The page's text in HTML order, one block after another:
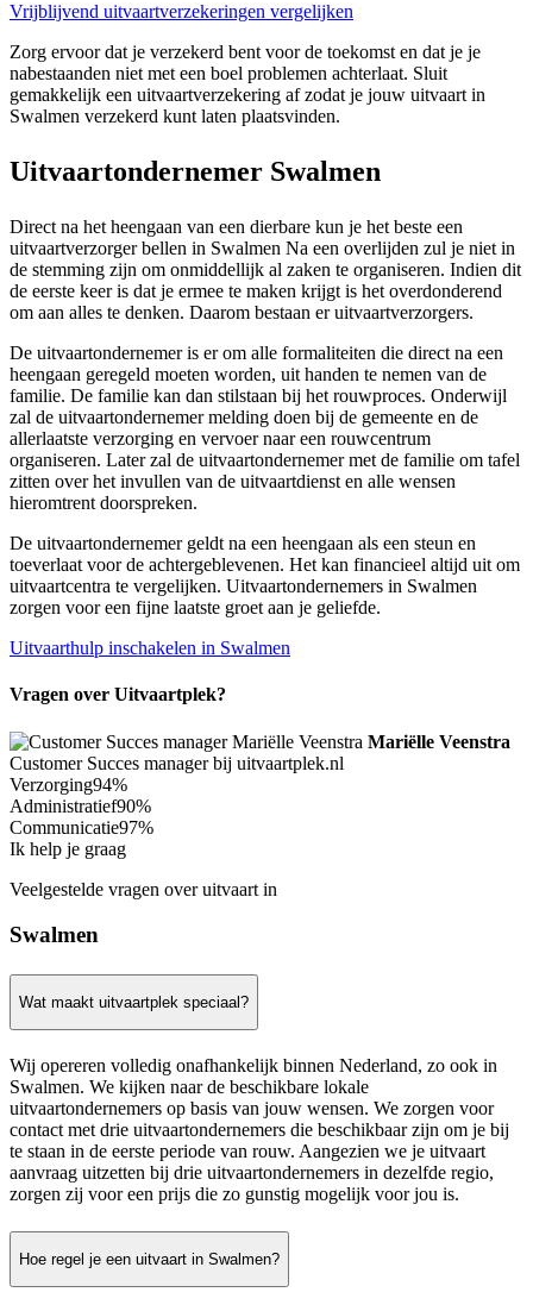
Vrijblijvend uitvaartverzekeringen vergelijken
Zorg ervoor dat je verzekerd bent voor de toekomst en dat je je
nabestaanden niet met een boel problemen achterlaat. Sluit
gemakkelijk een uitvaartverzekering af zodat je jouw uitvaart in
Swalmen verzekerd kunt laten plaatsvinden.
Uitvaartondernemer Swalmen
Direct na het heengaan van een dierbare kun je het beste een
uitvaartverzorger bellen in Swalmen Na een overlijden zul je niet in
de stemming zijn om onmiddellijk al zaken te organiseren. Indien dit
de eerste keer is dat je ermee te maken krijgt is het overdonderend
om aan alles te denken. Daarom bestaan er uitvaartverzorgers.
De uitvaartondernemer is er om alle formaliteiten die direct na een
heengaan geregeld moeten worden, uit handen te nemen van de
familie. De familie kan dan stilstaan bij het rouwproces. Onderwijl
zal de uitvaartondernemer melding doen bij de gemeente en de
allerlaatste verzorging en vervoer naar een rouwcentrum
organiseren. Later zal de uitvaartondernemer met de familie om tafel
zitten over het invullen van de uitvaartdienst en alle wensen
hieromtrent doorspreken.
De uitvaartondernemer geldt na een heengaan als een steun en
toeverlaat voor de achtergeblevenen. Het kan financieel altijd uit om
uitvaartcentra te vergelijken. Uitvaartondernemers in Swalmen
zorgen voor een fijne laatste groet aan je geliefde.
Uitvaarthulp inschakelen in Swalmen
Vragen over Uitvaartplek?
Mariëlle Veenstra
Customer Succes manager bij uitvaartplek.nl
Verzorging94%
Administratief90%
Communicatie97%
Ik help je graag
Veelgestelde vragen over uitvaart in
Swalmen
Wat maakt uitvaartplek speciaal?
Wij opereren volledig onafhankelijk binnen Nederland, zo ook in
Swalmen. We kijken naar de beschikbare lokale
uitvaartondernemers op basis van jouw wensen. We zorgen voor
contact met drie uitvaartondernemers die beschikbaar zijn om je bij
te staan in de eerste periode van rouw. Aangezien we je uitvaart
aanvraag uitzetten bij drie uitvaartondernemers in dezelfde regio,
zorgen zij voor een prijs die zo gunstig mogelijk voor jou is.
Hoe regel je een uitvaart in Swalmen?